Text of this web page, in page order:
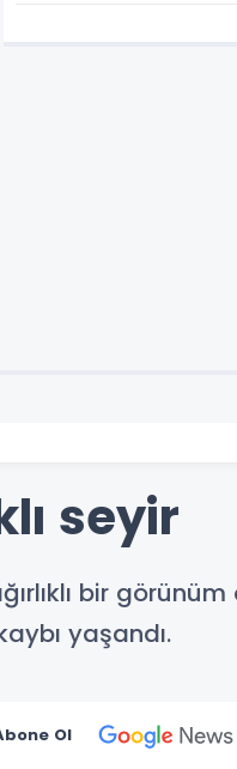
seyir
bir görünüm
yaşandı.
Ol